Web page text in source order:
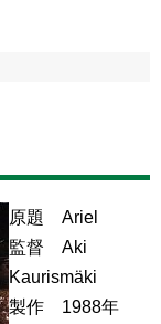
原題 Ariel
監督 Aki
Kaurismäki
製作 1988年